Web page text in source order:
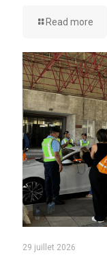
Read more
29 juillet 2026